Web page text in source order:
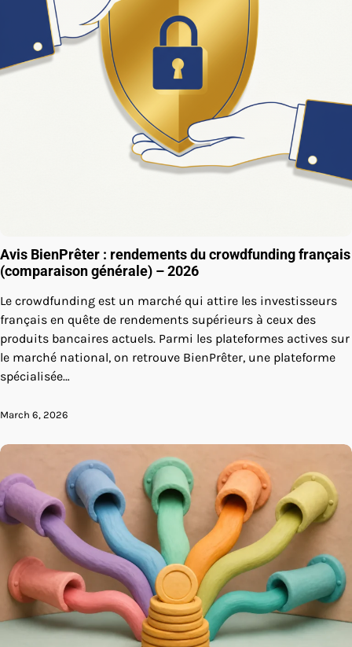
Avis BienPrêter : rendements du crowdfunding français
(comparaison générale) – 2026
Le crowdfunding est un marché qui attire les investisseurs
français en quête de rendements supérieurs à ceux des
produits bancaires actuels. Parmi les plateformes actives sur
le marché national, on retrouve BienPrêter, une plateforme
spécialisée…
March 6, 2026